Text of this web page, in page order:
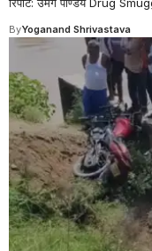
ByYoganand Shrivastava